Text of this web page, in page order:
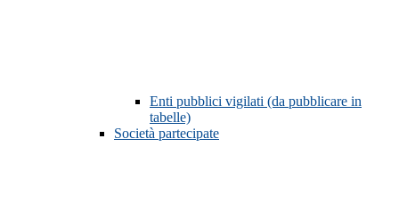
Enti pubblici vigilati (da pubblicare in
tabelle)
Società partecipate